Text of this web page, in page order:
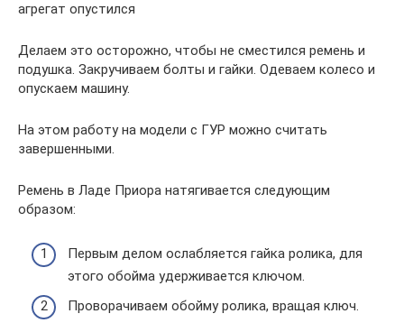
агрегат опустился
Делаем это осторожно, чтобы не сместился ремень и
подушка. Закручиваем болты и гайки. Одеваем колесо и
опускаем машину.
На этом работу на модели с ГУР можно считать
завершенными.
Ремень в Ладе Приора натягивается следующим
образом:
Первым делом ослабляется гайка ролика, для
этого обойма удерживается ключом.
Проворачиваем обойму ролика, вращая ключ.